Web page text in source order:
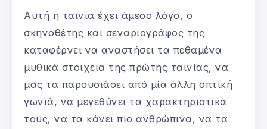
Αυτή η ταινία έχει άμεσο λόγο, ο
σκηνοθέτης και σεναριογράφος της
καταφέρνει να αναστήσει τα πεθαμένα
μυθικά στοιχεία της πρώτης ταινίας, να
μας τα παρουσιάσει από μία άλλη οπτική
γωνιά, να μεγεθύνει τα χαρακτηριστικά
τους, να τα κάνει πιο ανθρώπινα, να τα